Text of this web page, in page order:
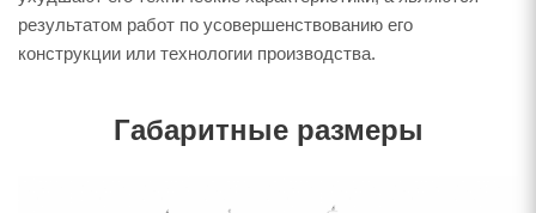
результатом работ по усовершенствованию его
конструкции или технологии производства.
Габаритные размеры